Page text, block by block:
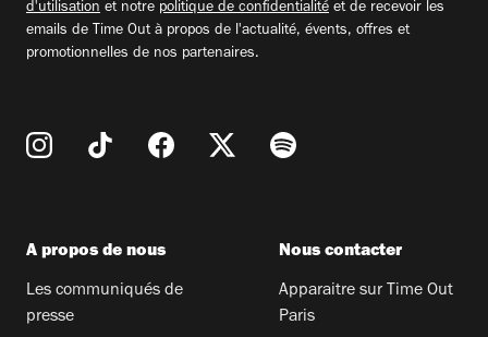
d'utilisation et notre politique de confidentialité et de recevoir les
emails de Time Out à propos de l'actualité, évents, offres et
promotionnelles de nos partenaires.
A propos de nous
Les communiqués de
presse
Nous contacter
Apparaitre sur Time Out
Paris